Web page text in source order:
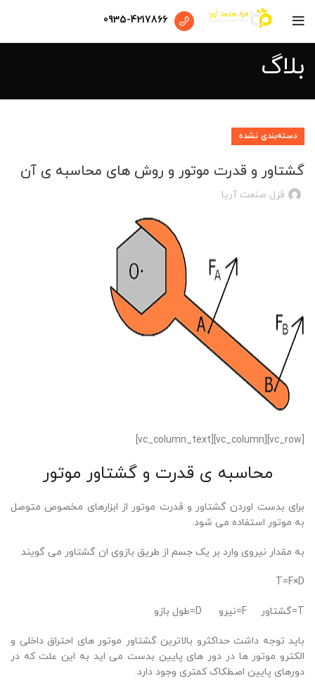
0935-4217866
بلاگ
دسته‌بندی نشده
گشتاور و قدرت موتور و روش های محاسبه ی آن
قزل صنعت آریا
[vc_row][vc_column][vc_column_text]
محاسبه ی قدرت و گشتاور موتور
برای بدست اوردن گشتاور و قدرت موتور از ابزارهای مخصوص متوصل
به موتور استفاده می شود.
به مقدار نیروی وارد بر یک جسم از طریق بازوی ان گشتاور می گویند
T=F×D
T=گشتاور F=نیرو D=طول بازو
باید توجه داشت حداکثرو بالاترین گشتاور موتور های احتراق داخلی و
الکترو موتور ها در دور های پایین بدست می اید به این علت که در
دورهای پایین اصطکاک کمتری وجود دارد.